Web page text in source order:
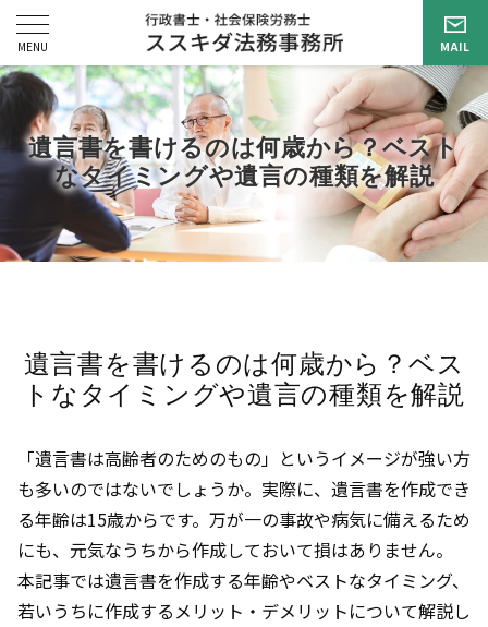
遺言書を書けるのは何歳から？ベスト
なタイミングや遺言の種類を解説
遺言書を書けるのは何歳から？ベス
トなタイミングや遺言の種類を解説
「遺言書は高齢者のためのもの」というイメージが強い方
も多いのではないでしょうか。実際に、遺言書を作成でき
る年齢は15歳からです。万が一の事故や病気に備えるため
にも、元気なうちから作成しておいて損はありません。
本記事では遺言書を作成する年齢やベストなタイミング、
若いうちに作成するメリット・デメリットについて解説し